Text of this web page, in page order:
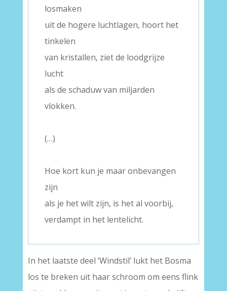
losmaken
uit de hogere luchtlagen, hoort het
tinkelen
van kristallen, ziet de loodgrijze
lucht
als de schaduw van miljarden
vlokken.
(…)
Hoe kort kun je maar onbevangen
zijn
als je het wilt zijn, is het al voorbij,
verdampt in het lentelicht.
In het laatste deel ‘Windstil’ lukt het Bosma
los te breken uit haar schroom om eens flink